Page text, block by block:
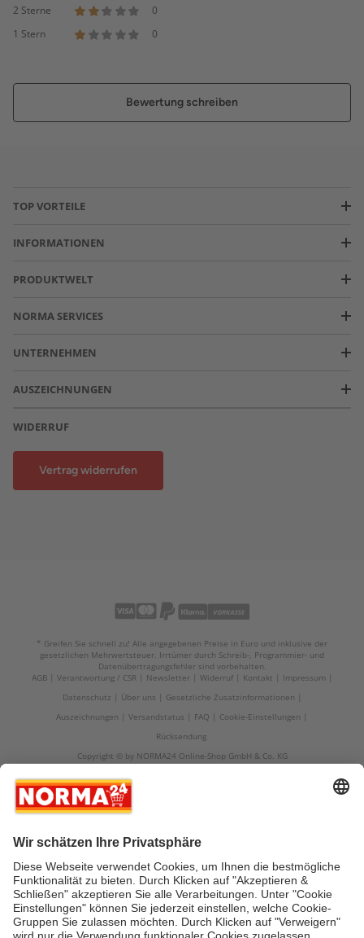
2 Sterne
0
1 Stern
0
Bewertung schreiben
TOP VORTEILE
INFORMATIONEN
PRODUKTWELT
NORMA SERVICES
UNTERNEHMEN
AUSZEICHNUNGEN
WIDERRUF
Vertrag widerrufen
* Greifen Sie schnell zu! Alle angegebenen Preise in Euro und inklusive der
gesetzlichen Mehrwertsteuer. Irrtümer durch Schreib-, Programmier- und
Datenübertragungsfehler sind vorbehalten.
AGB
Verantwortung / CSR Newsletter Widerruf Kontakt
Impressum
Datenschutz
Über uns
Gesetzliche Zusatzinformationen
Auszeichnungen
Versandstatus FAQ
Cookie-Einstellungen
Rücksendung
Copyright © by NORMA24 Online-Shop GmbH & Co. KG